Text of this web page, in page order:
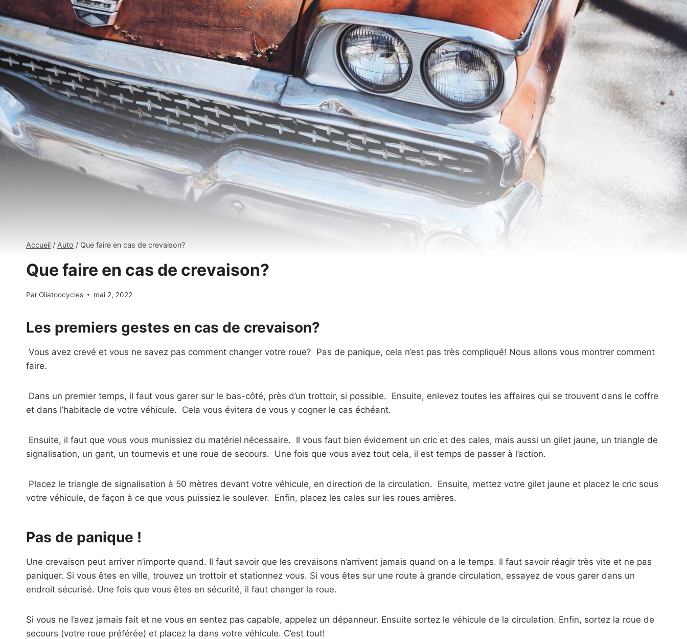
Accueil / Auto / Que faire en cas de crevaison?
Que faire en cas de crevaison?
ParOliatoocycles mai 2, 2022
Les premiers gestes en cas de crevaison?
Vous avez crevé et vous ne savez pas comment changer votre roue? Pas de panique, cela n’est pas très compliqué! Nous allons vous montrer comment
faire.
Dans un premier temps, il faut vous garer sur le bas-côté, près d’un trottoir, si possible. Ensuite, enlevez toutes les affaires qui se trouvent dans le coffre
et dans l’habitacle de votre véhicule. Cela vous évitera de vous y cogner le cas échéant.
Ensuite, il faut que vous vous munissiez du matériel nécessaire. Il vous faut bien évidement un cric et des cales, mais aussi un gilet jaune, un triangle de
signalisation, un gant, un tournevis et une roue de secours. Une fois que vous avez tout cela, il est temps de passer à l’action.
Placez le triangle de signalisation à 50 mètres devant votre véhicule, en direction de la circulation. Ensuite, mettez votre gilet jaune et placez le cric sous
votre véhicule, de façon à ce que vous puissiez le soulever. Enfin, placez les cales sur les roues arrières.
Pas de panique !
Une crevaison peut arriver n’importe quand. Il faut savoir que les crevaisons n’arrivent jamais quand on a le temps. Il faut savoir réagir très vite et ne pas
paniquer. Si vous êtes en ville, trouvez un trottoir et stationnez vous. Si vous êtes sur une route à grande circulation, essayez de vous garer dans un
endroit sécurisé. Une fois que vous êtes en sécurité, il faut changer la roue.
Si vous ne l’avez jamais fait et ne vous en sentez pas capable, appelez un dépanneur. Ensuite sortez le véhicule de la circulation. Enfin, sortez la roue de
secours (votre roue préférée) et placez la dans votre véhicule. C’est tout!